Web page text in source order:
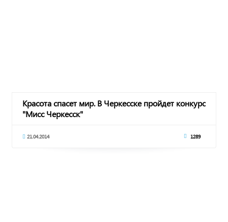
Красота спасет мир. В Черкесске пройдет конкурс
"Мисс Черкесск"
21.04.2014 1289